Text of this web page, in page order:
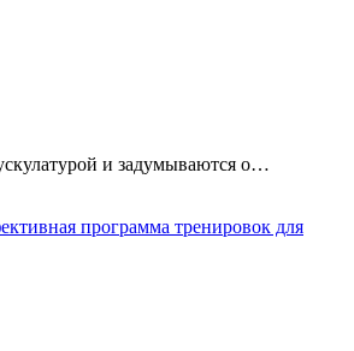
и задумываются о…
программа тренировок для